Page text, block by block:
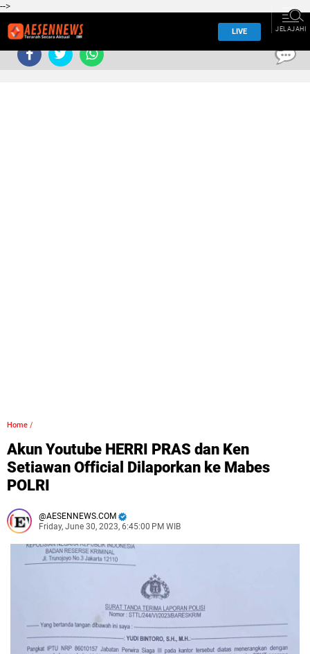
-->
LIVE JELAJAHI
Home /
Akun Youtube HERRI PRAS dan Ken
Setiawan Official Dilaporkan ke Mabes
POLRI
AESENNEWS.COM
Friday, June 30, 2023, 6:45:00 PM WIB